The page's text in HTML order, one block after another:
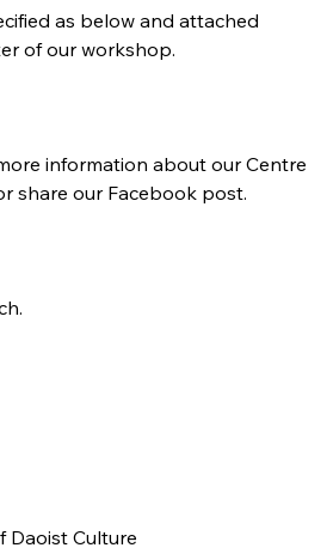
as below and attached
of our workshop.
information about our Centre
share our Facebook post.
Daoist Culture